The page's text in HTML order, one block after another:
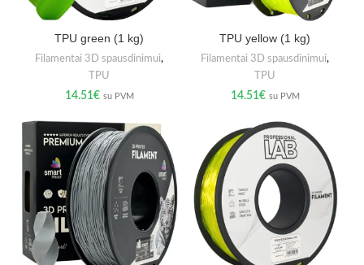
TPU green (1 kg)
Filamentai 3D spausdinimui,
TPU
14.51€ su PVM
TPU yellow (1 kg)
Filamentai 3D spausdinimui,
TPU
14.51€ su PVM